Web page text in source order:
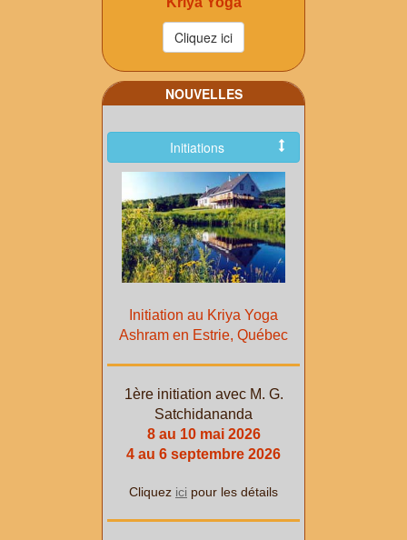
NOUVELLES
Initiations
Initiation au Kriya Yoga
Ashram en Estrie, Québec
1ère initiation avec M. G.
Satchidananda
8 au 10 mai 2026
4 au 6 septembre 2026
Cliquez ici pour les détails